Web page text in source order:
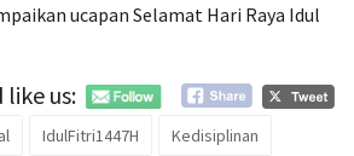
ucapan Selamat Hari Raya Idul
us:
IdulFitri1447H
Kedisiplinan